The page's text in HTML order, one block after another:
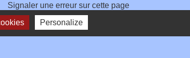
Signaler une erreur sur cette page
Personalize